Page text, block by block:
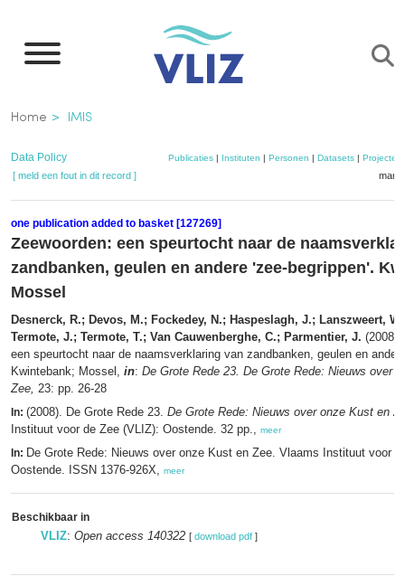
naar
inhoud
gaan
Kruimelpad
Home IMIS
Data Policy Publicaties| Instituten | Personen | Datasets| Projecten
[ meld een fout in dit record ]
one publication added to basket [127269]
Zeewoorden: een speurtocht naar de
zandbanken, geulen en andere 'zee-begrippen'.
Mossel
Desnerck, R.; Devos, M.; Fockedey, N.; Haspeslagh, J.; Lanszweert,
Termote, J.; Termote, T.; Van Cauwenberghe, C.; Parmentier, J. (2008).
een speurtocht naar de naamsverklaring van zandbanken, geulen en
Kwintebank; Mossel, in: De Grote Rede 23. De Grote Rede: Nieuws over
Zee, 23: pp. 26-28
In: (2008). De Grote Rede 23. De Grote Rede: Nieuws over onze Kust en
Instituut voor de Zee (VLIZ): Oostende. 32 pp., meer
In: De Grote Rede: Nieuws over onze Kust en Zee. Vlaams Instituut voor
Oostende. ISSN 1376-926X, meer
Beschikbaar in
VLIZ: Open access 140322 [ download pdf ]